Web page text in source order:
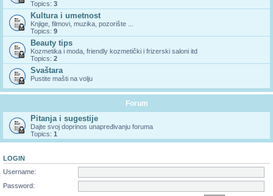
Topics: 3
Kultura i umetnost
Knjige, filmovi, muzika, pozorište ...
Topics: 9
Beauty tips
Kozmetika i moda, friendly kozmetički i frizerski saloni itd
Topics: 2
Svaštara
Pustite mašti na volju
Forum
Pitanja i sugestije
Dajte svoj doprinos unapređivanju foruma
Topics: 1
LOGIN
Username:
Password: